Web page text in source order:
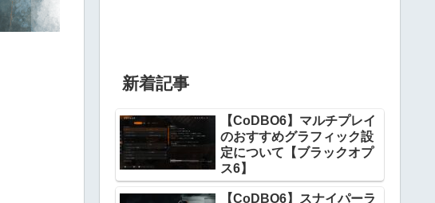
新着記事
【CoDBO6】マルチプレイ
のおすすめグラフィック設
定について【ブラックオプ
ス6】
【CoDBO6】スナイパーラ